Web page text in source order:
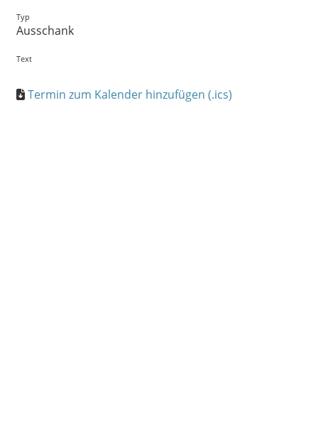
Typ
Ausschank
Text
Termin zum Kalender hinzufügen (.ics)